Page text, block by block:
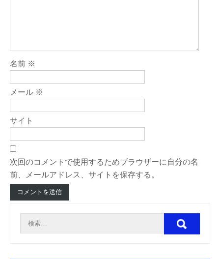
名前 ※
メール ※
サイト
次回のコメントで使用するためブラウザーに自分の名
前、メールアドレス、サイトを保存する。